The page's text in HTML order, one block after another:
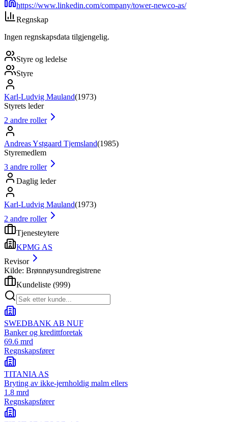
https://www.linkedin.com/company/tower-newco-as/
Regnskap
Ingen regnskapsdata tilgjengelig.
Styre og ledelse
Styre
Karl-Ludvig Mauland(1973)
Styrets leder
2 andre roller
Andreas Ystgaard Tjemsland(1985)
Styremedlem
3 andre roller
Daglig leder
Karl-Ludvig Mauland(1973)
2 andre roller
Tjenesteytere
KPMG AS
Revisor
Kilde: Brønnøysundregistrene
Kundeliste (999)
SWEDBANK AB NUF
Banker og kredittforetak
69.6 mrd
Regnskapsfører
TITANIA AS
Bryting av ikke-jernholdig malm ellers
1.8 mrd
Regnskapsfører